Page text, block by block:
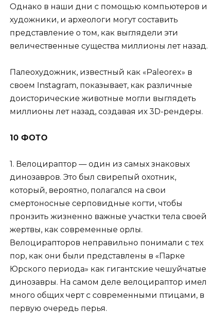
Однако в наши дни с помощью компьютеров и
художники, и археологи могут составить
представление о том, как выглядели эти
величественные существа миллионы лет назад.
Палеохудожник, известный как «Paleorex» в
своем Instagram, показывает, как различные
доисторические животные могли выглядеть
миллионы лет назад, создавая их 3D-рендеры.
10 ФОТО
1. Велоцираптор — один из самых знаковых
динозавров. Это был свирепый охотник,
который, вероятно, полагался на свои
смертоносные серповидные когти, чтобы
пронзить жизненно важные участки тела своей
жертвы, как современные орлы.
Велоцирапторов неправильно понимали с тех
пор, как они были представлены в «Парке
Юрского периода» как гигантские чешуйчатые
динозавры. На самом деле велоцираптор имел
много общих черт с современными птицами, в
первую очередь перья.